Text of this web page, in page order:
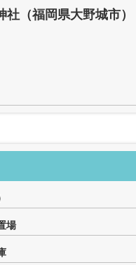
社（福岡県大野城市）
場